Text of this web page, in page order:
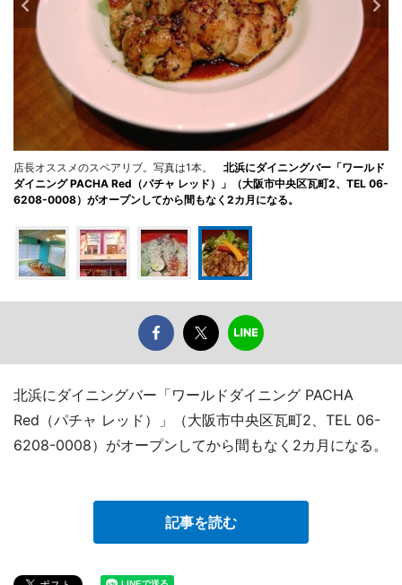
店長オススメのスペアリブ。写真は1本。 北浜にダイニングバー「ワールド
ダイニング PACHA Red（パチャ レッド）」（大阪市中央区瓦町2、TEL 06-
6208-0008）がオープンしてから間もなく2カ月になる。
北浜にダイニングバー「ワールドダイニング PACHA
Red（パチャ レッド）」（大阪市中央区瓦町2、TEL 06-
6208-0008）がオープンしてから間もなく2カ月になる。
記事を読む